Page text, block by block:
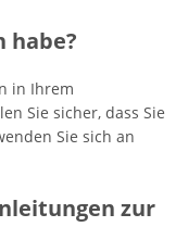
habe?
in Ihrem
Sie sicher, dass Sie
Sie sich an
zur